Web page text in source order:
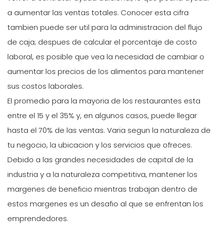
a aumentar las ventas totales. Conocer esta cifra
tambien puede ser util para la administracion del flujo
de caja; despues de calcular el porcentaje de costo
laboral, es posible que vea la necesidad de cambiar o
aumentar los precios de los alimentos para mantener
sus costos laborales.
El promedio para la mayoria de los restaurantes esta
entre el 15 y el 35% y, en algunos casos, puede llegar
hasta el 70% de las ventas. Varia segun la naturaleza de
tu negocio, la ubicacion y los servicios que ofreces.
Debido a las grandes necesidades de capital de la
industria y a la naturaleza competitiva, mantener los
margenes de beneficio mientras trabajan dentro de
estos margenes es un desafio al que se enfrentan los
emprendedores.